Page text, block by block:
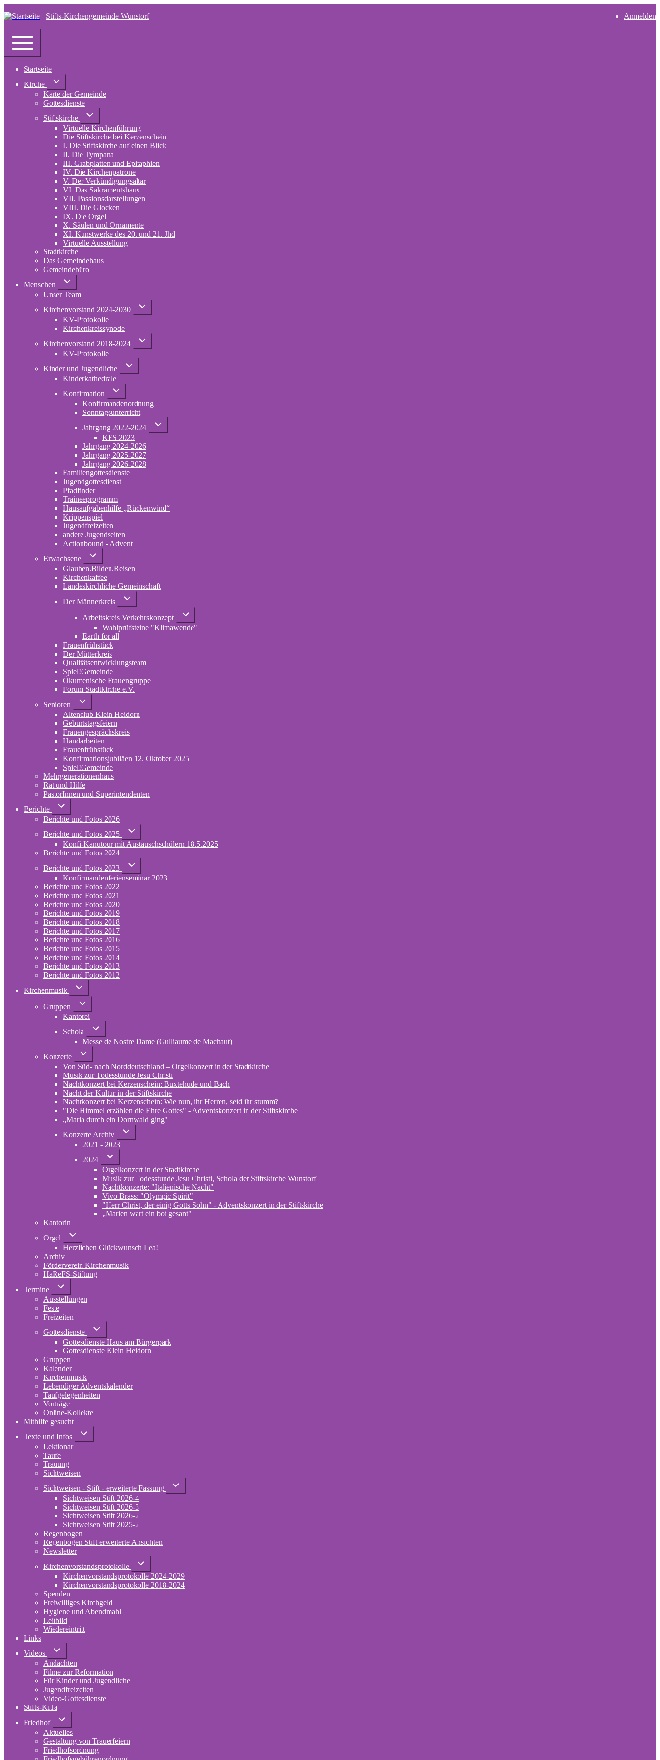
UserAnmelden
Stifts-Kirchengemeinde Wunstorf
Navigation
Toggle
main
menu
Startseite
Kirche
Unternavigation
Kirche
Karte der Gemeinde
Gottesdienste
Stiftskirche
Unternavigation
Stiftskirche
Virtuelle Kirchenführung
Die Stiftskirche bei Kerzenschein
I. Die Stiftskirche auf einen Blick
II. Die Tympana
III. Grabplatten und Epitaphien
IV. Die Kirchenpatrone
V. Der Verkündigungsaltar
VI. Das Sakramentshaus
VII. Passionsdarstellungen
VIII. Die Glocken
IX. Die Orgel
X. Säulen und Ornamente
XI. Kunstwerke des 20. und 21. Jhd
Virtuelle Ausstellung
Stadtkirche
Das Gemeindehaus
Gemeindebüro
Menschen
Unternavigation
Menschen
Unser Team
Kirchenvorstand 2024-2030
Unternavigation
KV-Protokolle
Kirchenkreissynode
Kirchenvorstand 2018-2024
Unternavigation
2018-
KV-Protokolle
Kinder und Jugendliche
Unternavigation
und
Kinderkathedrale
Konfirmation
Unternavigation
Konfirmation
Konfirmandenordnung
Sonntagsunterricht
Jahrgang 2022-2024
Unternavigation
KFS 2023
Jahrgang 2024-2026
Jahrgang 2025-2027
Jahrgang 2026-2028
Familiengottesdienste
Jugendgottesdienst
Pfadfinder(opens
in
new
tab)
Traineeprogramm
Hausaufgabenhilfe „Rückenwind“
Krippenspiel
Jugendfreizeiten
andere Jugendseiten
Actionbound - Advent
Erwachsene
Unternavigation
Erwachsene
Glauben.Bilden.Reisen
new
Kirchenkaffee
Landeskirchliche Gemeinschaft
Der Männerkreis
Unternavigation
Männerkreis
Arbeitskreis Verkehrskonzept
Unternavigation
Arbeitskreis
Wahlprüfsteine "Klimawende"
Earth for all
Frauenfrühstück
Der Mütterkreis
Qualitätsentwicklungsteam
Spiel!Gemeinde
Ökumenische Frauengruppe
Forum Stadtkirche e.V.
tab)
Senioren
Unternavigation
Senioren
Altenclub Klein Heidorn
Geburtstagsfeiern
Frauengesprächskreis
Handarbeiten
Frauenfrühstück
Konfirmationsjubiläen 12. Oktober 2025
Spiel!Gemeinde
Mehrgenerationenhaus
new
Rat und Hilfe
PastorInnen und Superintendenten
Berichte
Unternavigation
Berichte
Berichte und Fotos 2026
Berichte und Fotos 2025
Unternavigation
Berichte
Fotos
2025
Konfi-Kanutour mit Austauschschülern 18.5.2025
Berichte und Fotos 2024
Berichte und Fotos 2023
Unternavigation
Berichte
Konfirmandenferienseminar 2023
Berichte und Fotos 2022
Berichte und Fotos 2021
Berichte und Fotos 2020
Berichte und Fotos 2019
Berichte und Fotos 2018
Berichte und Fotos 2017
Berichte und Fotos 2016
Berichte und Fotos 2015
Berichte und Fotos 2014
Berichte und Fotos 2013
Berichte und Fotos 2012
Kirchenmusik
Unternavigation
Kirchenmusik
Gruppen
Unternavigation
Gruppen
Kantorei
Schola
Unternavigation
Schola
Messe de Nostre Dame (Gulliaume de Machaut)
Konzerte
Unternavigation
Konzerte
Von Süd- nach Norddeutschland – Orgelkonzert in der Stadtkirche
Musik zur Todesstunde Jesu Christi
Nachtkonzert bei Kerzenschein: Buxtehude und Bach
Nacht der Kultur in der Stiftskirche
Nachtkonzert bei Kerzenschein: Wie nun, ihr Herren, seid ihr stumm?
"Die Himmel erzählen die Ehre Gottes" - Adventskonzert in der Stiftskirche
„Maria durch ein Dornwald ging"
Konzerte Archiv
Unternavigation
2021 - 2023
2024
Unternavigation
2024
Orgelkonzert in der Stadtkirche
Musik zur Todesstunde Jesu Christi, Schola der Stiftskirche Wunstorf
Nachtkonzerte: "Italienische Nacht"
Vivo Brass: "Olympic Spirit"
"Herr Christ, der einig Gotts Sohn" - Adventskonzert in der Stiftskirche
„Marien wart ein bot gesant"
Kantorin
Orgel
Unternavigation
Orgel
Herzlichen Glückwunsch Lea!
Archiv
Förderverein Kirchenmusik
HaReFS-Stiftung
Termine
Unternavigation
Termine
Ausstellungen
Feste
Freizeiten
Gottesdienste
Unternavigation
Gottesdienste
Gottesdienste Haus am Bürgerpark
Gottesdienste Klein Heidorn
Gruppen
Kalender
Kirchenmusik
Lebendiger Adventskalender
Taufgelegenheiten
Vorträge
Online-Kollekte
Mithilfe gesucht
Texte und Infos
Unternavigation
Lektionar
Taufe
Trauung
Sichtweisen
Sichtweisen - Stift - erweiterte Fassung
Unternavigation
Sichtweisen Stift 2026-4
Sichtweisen Stift 2026-3
Sichtweisen Stift 2026-2
Sichtweisen Stift 2025-2
Regenbogen
Regenbogen Stift erweiterte Ansichten
Newsletter
Kirchenvorstandsprotokolle
Unternavigation
Kirchenvorstandsprotokolle
Kirchenvorstandsprotokolle 2024-2029
Kirchenvorstandsprotokolle 2018-2024
Spenden
Freiwilliges Kirchgeld
Hygiene und Abendmahl
Leitbild
Wiedereintritt
Links
Videos
Unternavigation
Videos
Andachten
Filme zur Reformation
Für Kinder und Jugendliche
Jugendfreizeiten
Video-Gottesdienste
Stifts-KiTa
in
tab)
Friedhof
Unternavigation
Friedhof
Aktuelles
Gestaltung von Trauerfeiern
Friedhofsordnung